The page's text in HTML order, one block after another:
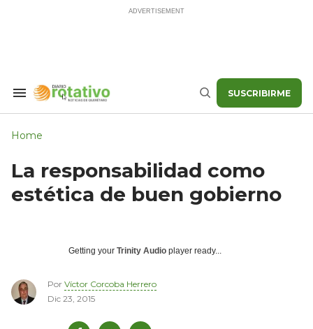
Search
Buscar SUSCRIBIRME
Home
La responsabilidad como
estética de buen gobierno
Getting your Trinity Audio player ready...
Por Víctor Corcoba Herrero
Dic 23, 2015